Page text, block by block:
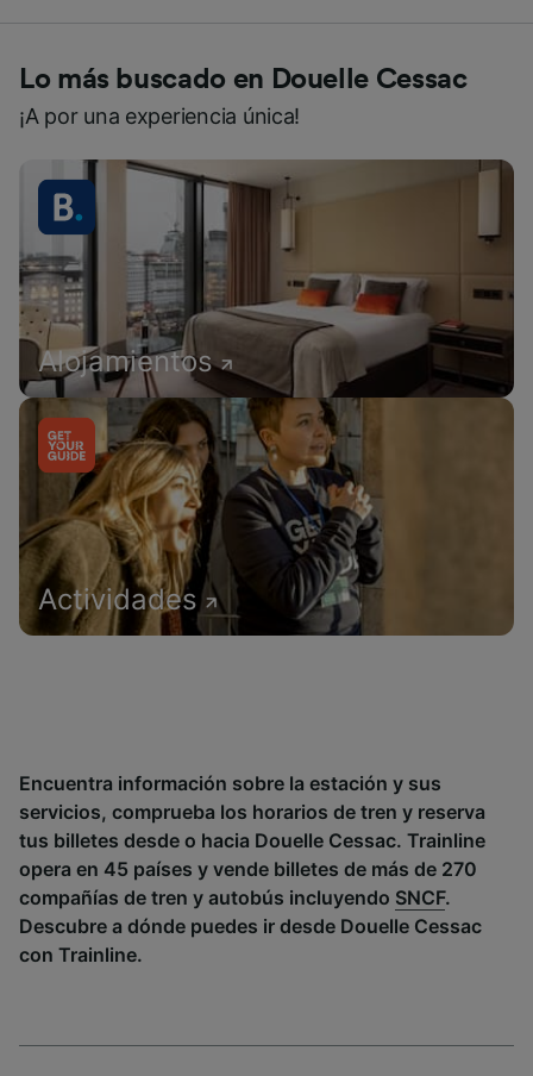
Lo más buscado en Douelle Cessac
¡A por una experiencia única!
Alojamientos
Actividades
Encuentra información sobre la estación y sus
servicios, comprueba los horarios de tren y reserva
tus billetes desde o hacia Douelle Cessac. Trainline
opera en 45 países y vende billetes de más de 270
compañías de tren y autobús incluyendo SNCF.
Descubre a dónde puedes ir desde Douelle Cessac
con Trainline.